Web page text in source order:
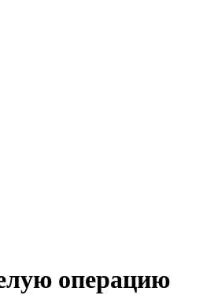
операцию